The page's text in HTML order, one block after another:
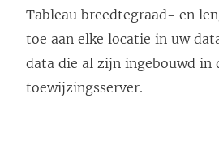
Tableau breedtegraad- en
toe aan elke locatie in uw
data die al zijn ingebouwd in
toewijzingsserver.